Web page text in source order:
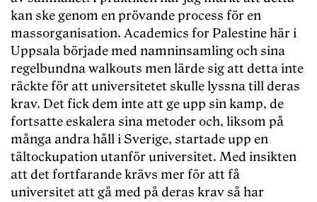
kan ske genom en prövande process för en
massorganisation. Academics for Palestine här i
Uppsala började med namninsamling och sina
regelbundna walkouts men lärde sig att detta inte
räckte för att universitetet skulle lyssna till deras
krav. Det fick dem inte att ge upp sin kamp, de
fortsatte eskalera sina metoder och, liksom på
många andra håll i Sverige, startade upp en
tältockupation utanför universitet. Med insikten
att det fortfarande krävs mer för att få
universitet att gå med på deras krav så har